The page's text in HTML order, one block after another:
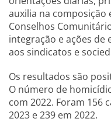
auxilia na composição
Conselhos
integração e ações
aos sindicatos e
Os resultados são
O número de
com 2022. Foram 156
2023 e 239 em 2022.